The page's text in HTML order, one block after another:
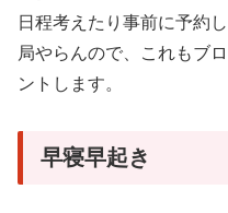
日程考えたり事前に予約
局やらんので、これもブ
ントします。
早寝早起き